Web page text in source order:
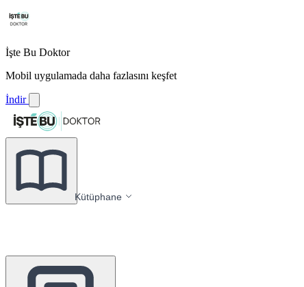
İşte Bu Doktor
Mobil uygulamada daha fazlasını keşfet
İndir
Kütüphane